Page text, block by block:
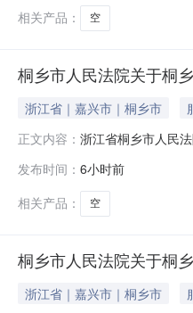
相关产品：
空
桐乡市人民法院关于桐
浙江省｜嘉兴市｜桐乡市
正文内容： 浙江省桐乡市人民
公告如下：一、拍
发布时间： 6小时前
相关产品：
空
桐乡市人民法院关于桐
浙江省｜嘉兴市｜桐乡市